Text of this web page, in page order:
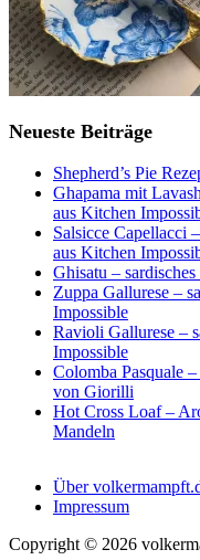
Neueste Beiträge
Shepherd’s Pie
Ghapama mit
aus Kitchen
Salsicce Capellacci
aus Kitchen
Ghisatu –
Zuppa Gallurese –
Impossible
Ravioli Gallurese –
Impossible
Colomba Pasquale
von Giorilli
Hot Cross Loaf –
Mandeln
Über
Impressum
Copyright © 2026